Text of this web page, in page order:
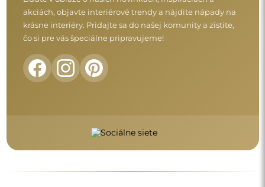
akciách, objavte interiérové trendy a nájdite nápady na
krásne interiéry. Pridajte sa do našej komunity a zistite,
čo si pre vás špeciálne pripravujeme!